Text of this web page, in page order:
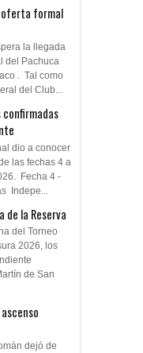
oferta formal
la llegada
del Pachuca
. Tal como
del Club...
dio a conocer
las fechas 4 a
Fecha 4 -
Indepe...
de la Reserva
del Torneo
2026, los
de San
dejó de